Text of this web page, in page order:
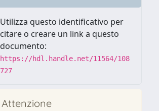
Utilizza questo identificativo per
citare o creare un link a questo
documento:
https://hdl.handle.net/11564/108
727
Attenzione